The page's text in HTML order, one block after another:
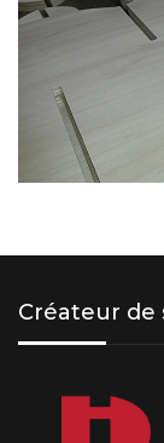
Créateur de